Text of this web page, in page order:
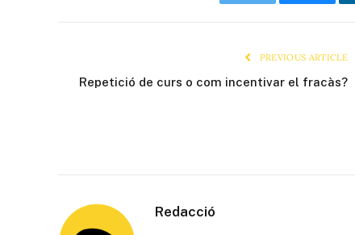
PREVIOUS ARTICLE
Repetició de curs o com incentivar el fracàs?
Redacció